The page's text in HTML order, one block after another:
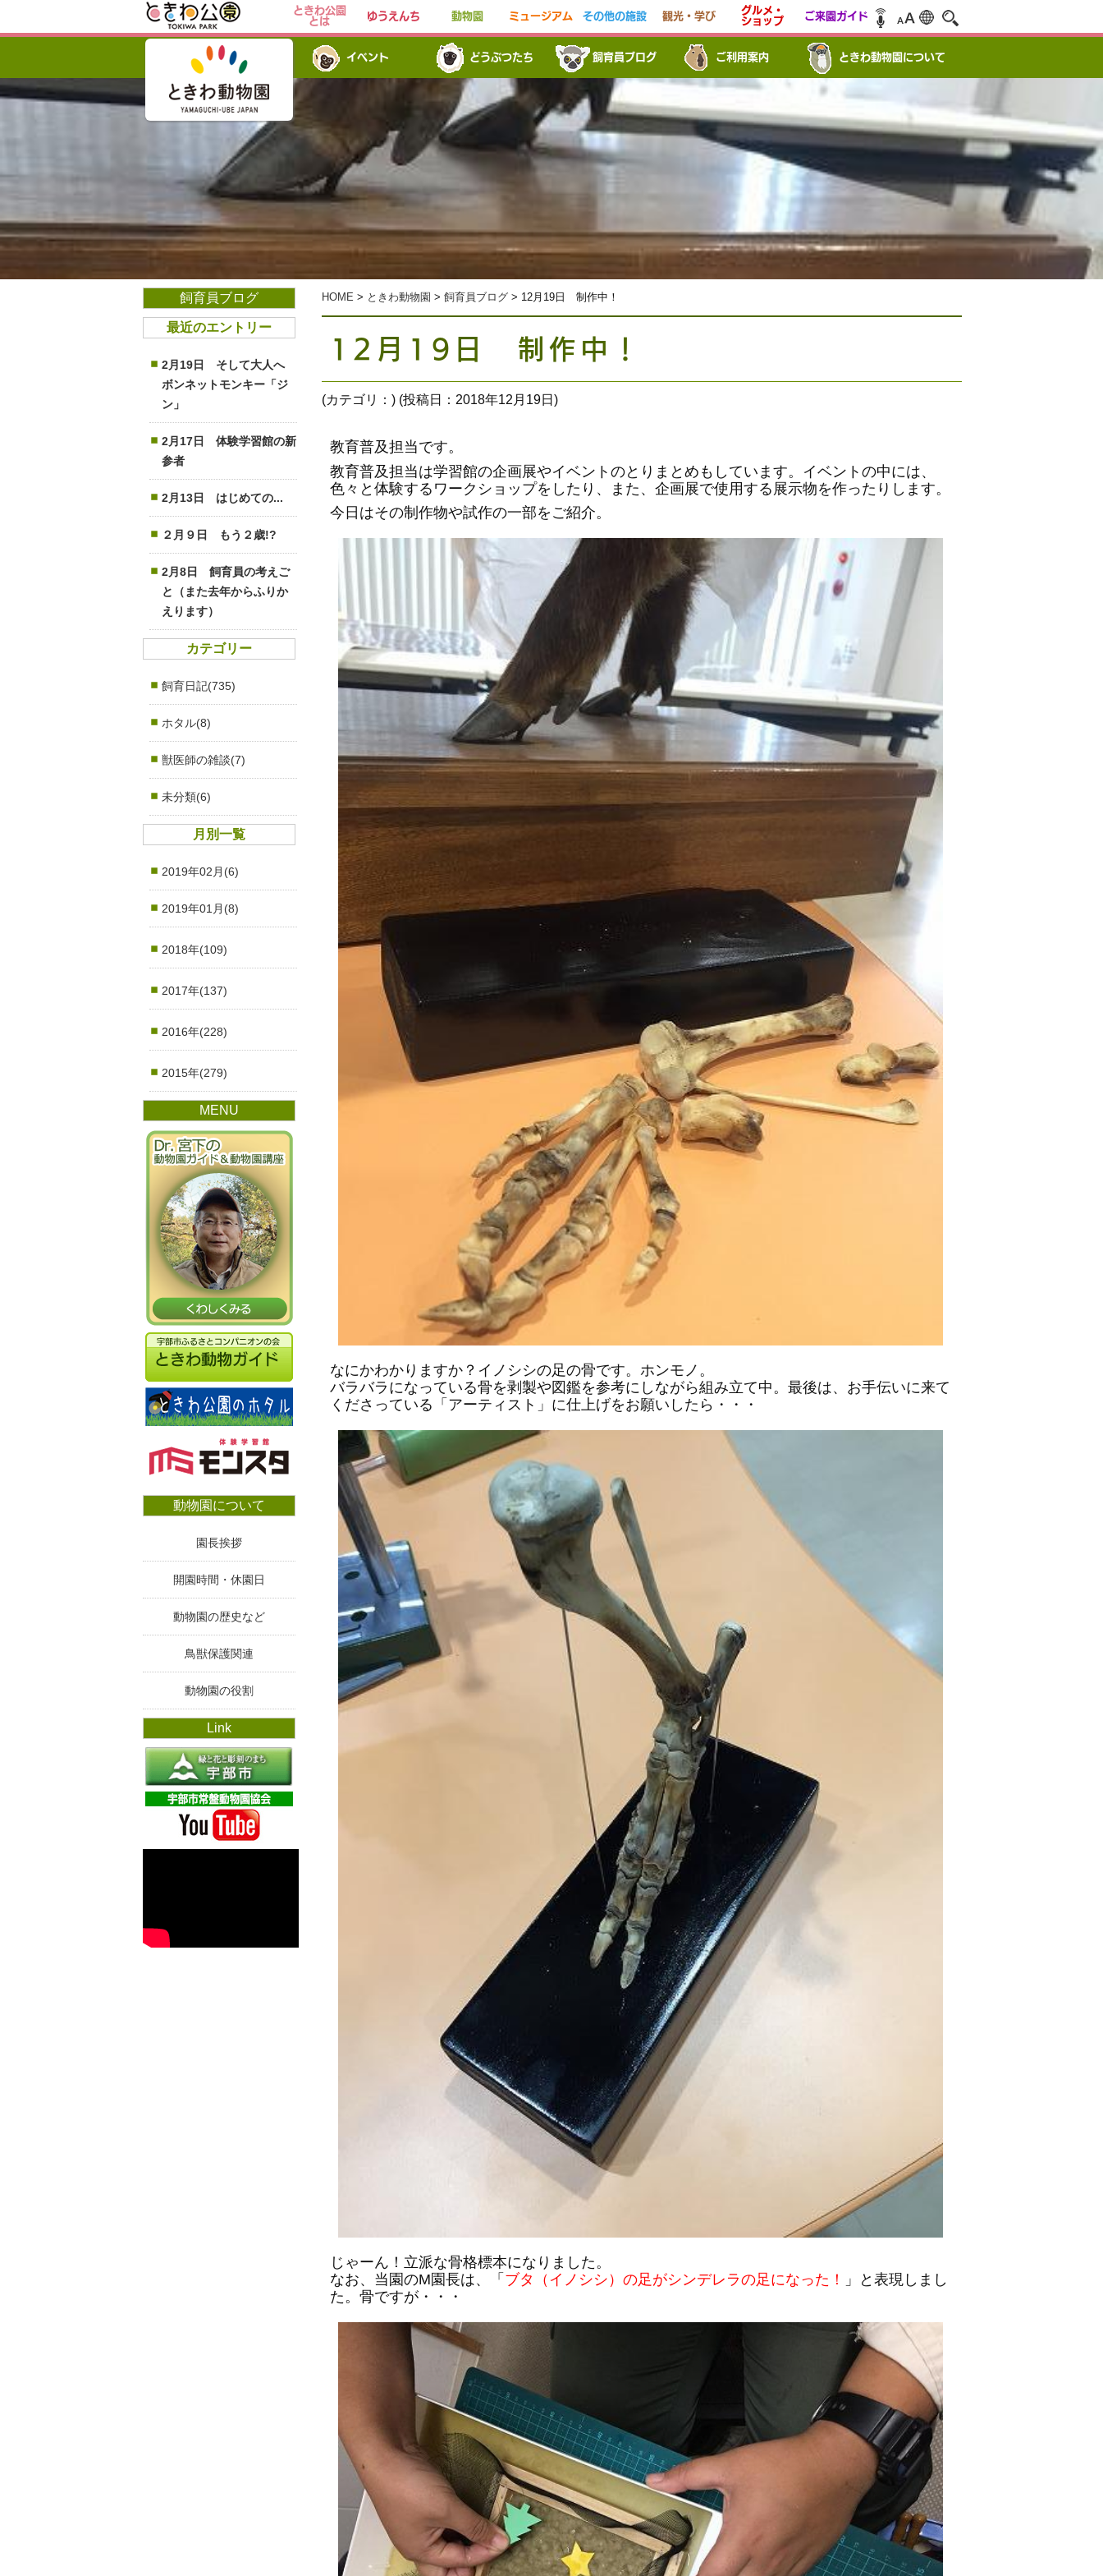
ときわ公園
とは
ゆうえんち 動物園 ミュージアム その他の施設 観光・学び
グルメ・
ショップ
ご来園ガイド
イベント どうぶつたち 飼育員ブログ ご利用案内 ときわ動物園について
HOME > ときわ動物園 > 飼育員ブログ > 12月19日 制作中！
12月19日 制作中！
(カテゴリ： ) (投稿日：2018年12月19日)
教育普及担当です。
教育普及担当は学習館の企画展やイベントのとりまとめもしています。イベントの中には、
色々と体験するワークショップをしたり、また、企画展で使用する展示物を作ったりします。
今日はその制作物や試作の一部をご紹介。
なにかわかりますか？イノシシの足の骨です。ホンモノ。
バラバラになっている骨を剥製や図鑑を参考にしながら組み立て中。最後は、お手伝いに来て
くださっている「アーティスト」に仕上げをお願いしたら・・・
じゃーん！立派な骨格標本になりました。
なお、当園のM園長は、「 ブタ（イノシシ）の足がシンデレラの足になった！
」と表現しまし
た。骨ですが・・・
飼育員ブログ
最近のエントリー
2月19日 そして大人へ
ボンネットモンキー「ジ
ン」
2月17日 体験学習館の新
参者
2月13日 はじめての...
２月９日 もう２歳!?
2月8日 飼育員の考えご
と（また去年からふりか
えります）
カテゴリー
飼育日記(735)
ホタル(8)
獣医師の雑談(7)
未分類(6)
月別一覧
2019年02月(6)
2019年01月(8)
2018年(109)
2017年(137)
2016年(228)
2015年(279)
MENU
動物園について
園長挨拶
開園時間・休園日
動物園の歴史など
鳥獣保護関連
動物園の役割
Link